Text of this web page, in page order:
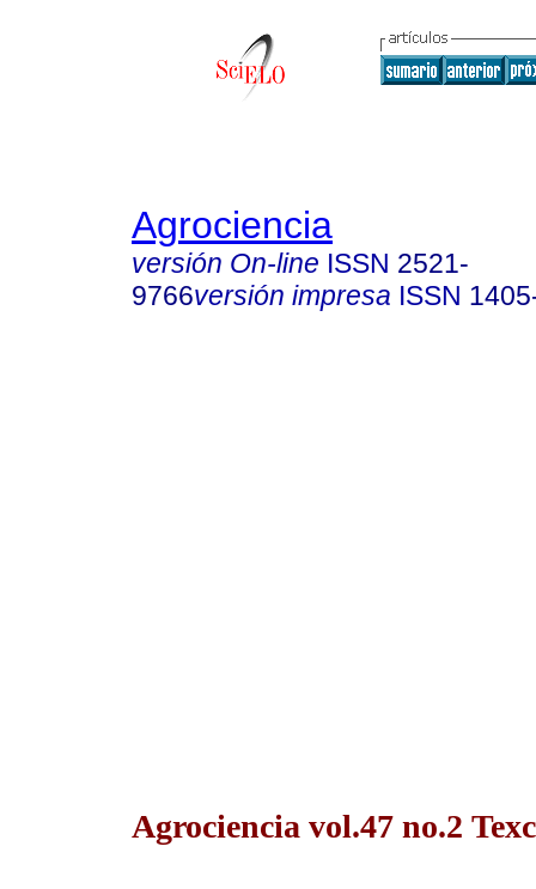
Agrociencia
versión On-line ISSN 2521-
9766versión impresa ISSN
Agrociencia vol.47 no.2